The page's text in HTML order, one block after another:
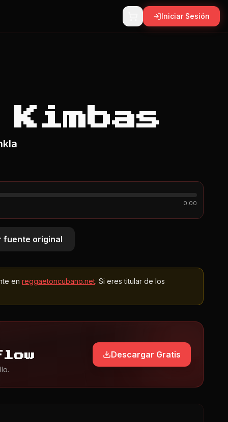
Iniciar Sesión
0:00
fuente original
en reggaetoncubano.net. Si eres titular de los
Descargar Gratis